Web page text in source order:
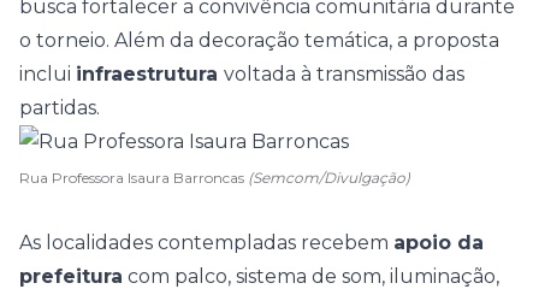
busca fortalecer a convivência comunitária durante
o torneio. Além da decoração temática, a proposta
inclui infraestrutura voltada à transmissão das
partidas.
Rua Professora Isaura Barroncas (Semcom/Divulgação)
As localidades contempladas recebem apoio da
prefeitura com palco, sistema de som, iluminação,